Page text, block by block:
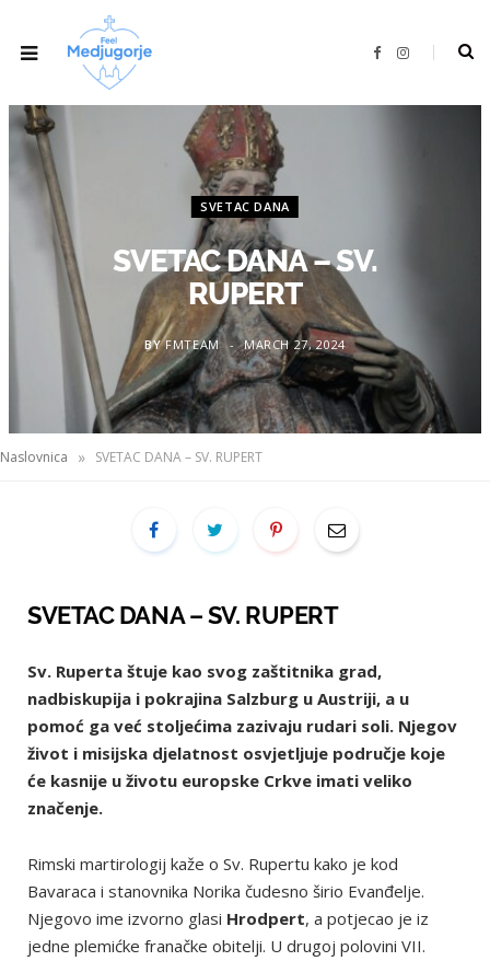
F
b
I
a
SVETAC DANA
SVETAC DANA – SV.
RUPERT
BY FMTEAM MARCH 27, 2024
Naslovnica » SVETAC DANA – SV. RUPERT
SVETAC DANA – SV. RUPERT
Sv. Ruperta štuje kao svog zaštitnika grad,
nadbiskupija i pokrajina Salzburg u Austriji, a u
pomoć ga već stoljećima zazivaju rudari soli. Njegov
život i misijska djelatnost osvjetljuje područje koje
će kasnije u životu europske Crkve imati veliko
značenje.
Rimski martirologij kaže o Sv. Rupertu kako je kod
Bavaraca i stanovnika Norika čudesno širio Evanđelje.
Njegovo ime izvorno glasi Hrodpert, a potjecao je iz
jedne plemićke franačke obitelji. U drugoj polovini VII.